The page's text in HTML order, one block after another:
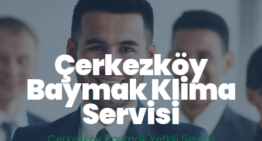
Çerkezköy
Baymak Klima
Servisi